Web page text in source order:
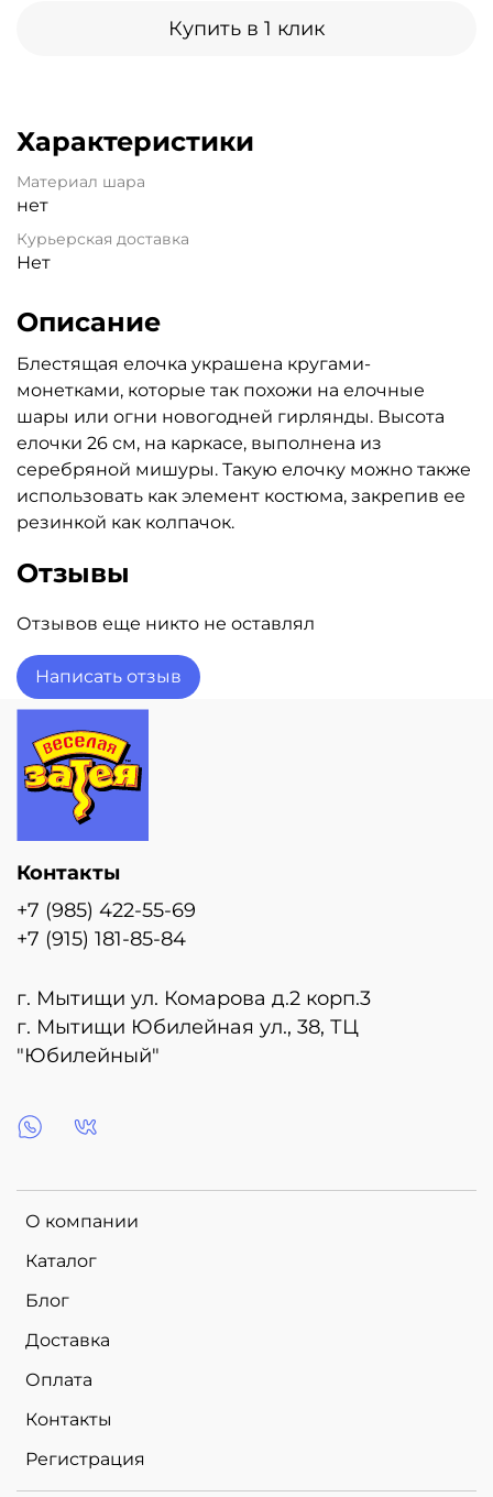
Купить в 1 клик
Характеристики
Материал шара
нет
Курьерская доставка
Нет
Описание
Блестящая елочка украшена кругами-
монетками, которые так похожи на елочные
шары или огни новогодней гирлянды. Высота
елочки 26 см, на каркасе, выполнена из
серебряной мишуры. Такую елочку можно также
использовать как элемент костюма, закрепив ее
резинкой как колпачок.
Отзывы
Отзывов еще никто не оставлял
Написать отзыв
О компании
Каталог
Блог
Доставка
Оплата
Контакты
Регистрация
Контакты
+7 (985) 422-55-69
+7 (915) 181-85-84
г. Мытищи ул. Комарова д.2 корп.3
г. Мытищи Юбилейная ул., 38, ТЦ
"Юбилейный"